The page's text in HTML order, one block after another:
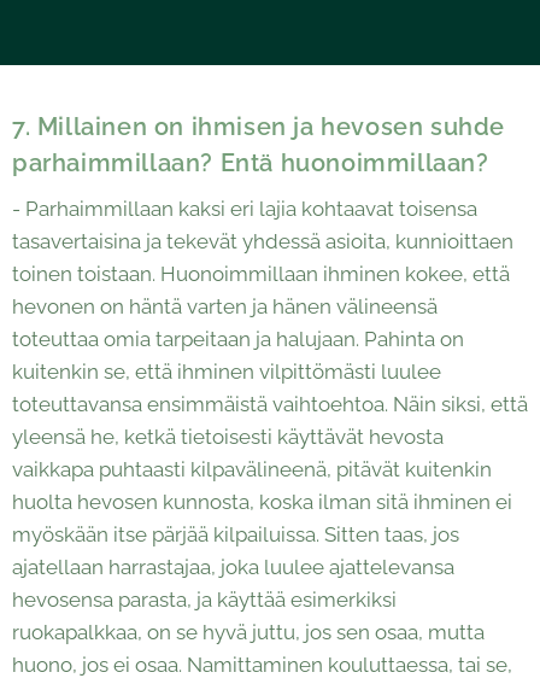
7. Millainen on ihmisen ja hevosen suhde
parhaimmillaan? Entä huonoimmillaan?
- Parhaimmillaan kaksi eri lajia kohtaavat toisensa
tasavertaisina ja tekevät yhdessä asioita, kunnioittaen
toinen toistaan. Huonoimmillaan ihminen kokee, että
hevonen on häntä varten ja hänen välineensä
toteuttaa omia tarpeitaan ja halujaan. Pahinta on
kuitenkin se, että ihminen vilpittömästi luulee
toteuttavansa ensimmäistä vaihtoehtoa. Näin siksi, että
yleensä he, ketkä tietoisesti käyttävät hevosta
vaikkapa puhtaasti kilpavälineenä, pitävät kuitenkin
huolta hevosen kunnosta, koska ilman sitä ihminen ei
myöskään itse pärjää kilpailuissa. Sitten taas, jos
ajatellaan harrastajaa, joka luulee ajattelevansa
hevosensa parasta, ja käyttää esimerkiksi
ruokapalkkaa, on se hyvä juttu, jos sen osaa, mutta
huono, jos ei osaa. Namittaminen kouluttaessa, tai se,